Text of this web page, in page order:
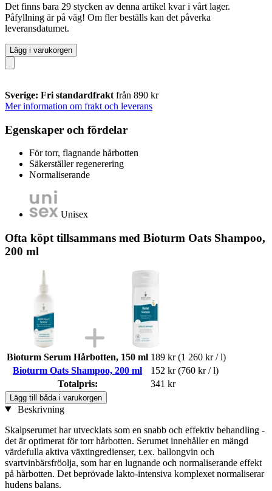
Det finns bara 29 stycken av denna artikel kvar i vårt lager.
Påfyllning är på väg! Om fler beställs kan det påverka
leveransdatumet.
Lägg i varukorgen
Sverige: Fri standardfrakt från 890 kr
Mer information om frakt och leverans
Egenskaper och fördelar
För torr, flagnande hårbotten
Säkerställer regenerering
Normaliserande
Unisex
Ofta köpt tillsammans med Bioturm Oats Shampoo,
200 ml
Bioturm Serum Hårbotten, 150 ml 189 kr (1 260 kr / l)
Bioturm Oats Shampoo, 200 ml
152 kr (760 kr / l)
Totalpris:
341 kr
Lägg till båda i varukorgen
Beskrivning
Skalpserumet har utvecklats som en snabb och effektiv behandling -
det är optimerat för torr hårbotten. Serumet innehåller en mängd
värdefulla aktiva växtingredienser, t.ex. ballongvin och
svartvinbärsfröolja, som har en lugnande och normaliserande effekt
på hårbotten. Det beprövade lakto-intensiva komplexet normaliserar
hudens balans.